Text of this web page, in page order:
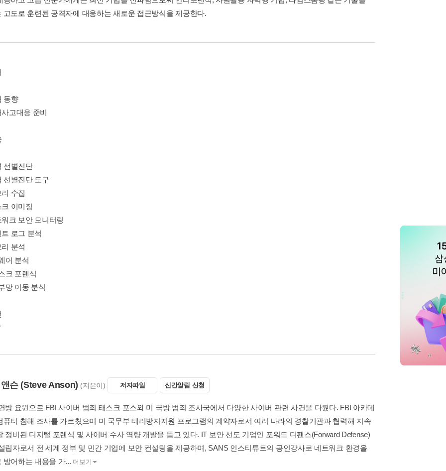
고도로 훈련된 공격자에 대응하는 새로운 접근방식을 제공한다.
동향
고대응 준비
선별진단
선별진단 도구
수집
이미징
크 보안 모니터링
로그 분석
분석
어 분석
크 포렌식
망 이동 분석
슨(Steve Anson) (지은이) 저자파일 신간알림 신청
방 요원으로 FBI 사이버 범죄 태스크 포스와 미 국방 범죄 조사국에서 다양한 사이버 관련 사건을 다뤘다. FBI 아카데
퓨터 침해 조사를 가르쳤으며 미 국무부 테러방지지원 프로그램의 계약자로서 여러 나라의 경찰기관과 협력해 지속
정비된 디지털 포렌식 및 사이버 수사 역량 개발을 돕고 있다. IT 보안 선도 기업인 포워드 디펜스(Forward Defense)
립자로서 전 세계 정부 및 민간 기업에 보안 컨설팅을 제공하며, SANS 인스티튜트의 공인강사로 네트워크 환경을
방어하는 내용을 가... 더보기